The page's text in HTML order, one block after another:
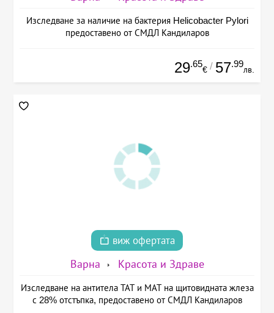
Изследване за наличие на бактерия Helicobacter Pylori
предоставено от СМДЛ Кандиларов
29.65
€ / 57.99
лв.
виж офертата
Варна Красота и Здраве
Изследване на антитела ТАТ и МАТ на щитовидната жлеза
с 28% отстъпка, предоставено от СМДЛ Кандиларов